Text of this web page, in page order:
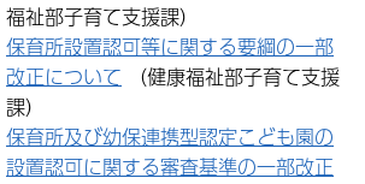
福祉部子育て支援課）
保育所設置認可等に関する要綱の一部
改正について
課）
保育所及び幼保連携型認定こども園の
設置認可に関する審査基準の一部改正